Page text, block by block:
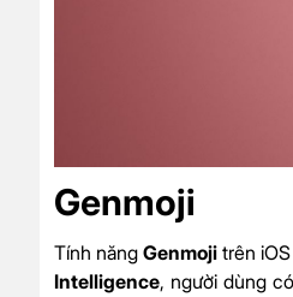
Genmoji
Tính năngGenmoji trên
Intelligence, người dùng